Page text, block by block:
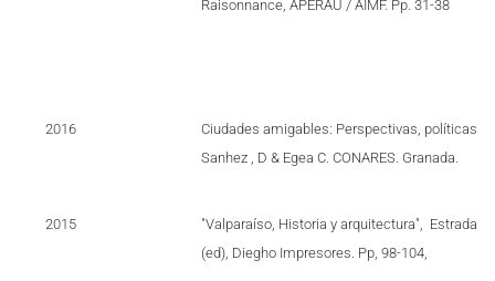
Raisonnance, APERAU / AIMF. Pp. 31-38
2016
Ciudades amigables: Perspectivas, políticas y
Sanhez , D & Egea C. CONARES. Granada.
2015
"Valparaíso, Historia y arquitectura", Estrada
(ed), Diegho Impresores. Pp, 98-104,